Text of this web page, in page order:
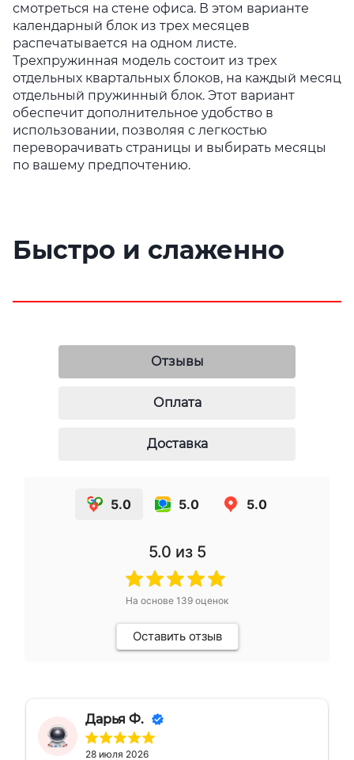
смотреться на стене офиса. В этом варианте
календарный блок из трех месяцев
распечатывается на одном листе.
Трехпружинная модель состоит из трех
отдельных квартальных блоков, на каждый месяц
отдельный пружинный блок. Этот вариант
обеспечит дополнительное удобство в
использовании, позволяя с легкостью
переворачивать страницы и выбирать месяцы
по вашему предпочтению.
Быстро и слаженно
Отзывы
Оплата
Доставка
5.0 5.0 5.0
5.0 из 5
На основе 139 оценок
Оставить отзыв
Дарья Ф.
28 июля 2026